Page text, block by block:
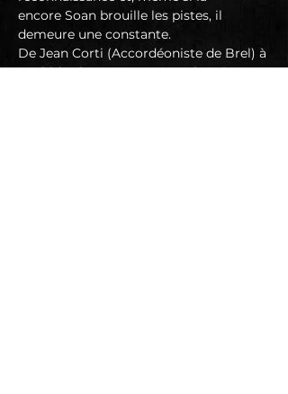
encore Soan brouille les pistes, il
demeure une constante.
De Jean Corti (Accordéoniste de Brel) à
Rachid Taha en passant par les Têtes